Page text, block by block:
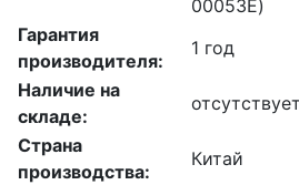
00053E)
Гарантия
производителя:
1 год
Наличие на
складе:
отсутствует
Страна
производства:
Китай